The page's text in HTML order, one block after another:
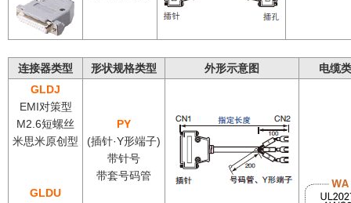
连接器类型 形状规格类型 外形示意图
电缆
GLDJ
EMI对策型
M2.6短螺丝
米思米原创型
GLDU
PY
(插针·Y形端子)
带针号
带套号码管